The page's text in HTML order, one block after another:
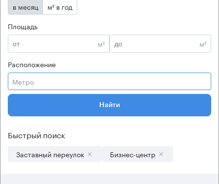
в месяц
м² в год
Площадь
м²
м²
Расположение
Метро
Найти
Быстрый поиск
Заставный переулок Бизнес-центр